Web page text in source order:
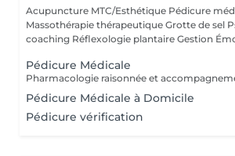
Acupuncture MTC/Esthétique Pédicure
Massothérapie thérapeutique Grotte de sel
coaching Réflexologie plantaire Gestion
Pédicure Médicale
Pédicure Médicale à Domicile
Pédicure vérification